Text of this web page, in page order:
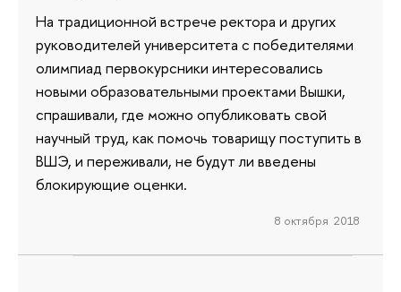
На традиционной встрече ректора и других
руководителей университета с победителями
олимпиад первокурсники интересовались
новыми образовательными проектами Вышки,
спрашивали, где можно опубликовать свой
научный труд, как помочь товарищу поступить в
ВШЭ, и переживали, не будут ли введены
блокирующие оценки.
8 октября 2018